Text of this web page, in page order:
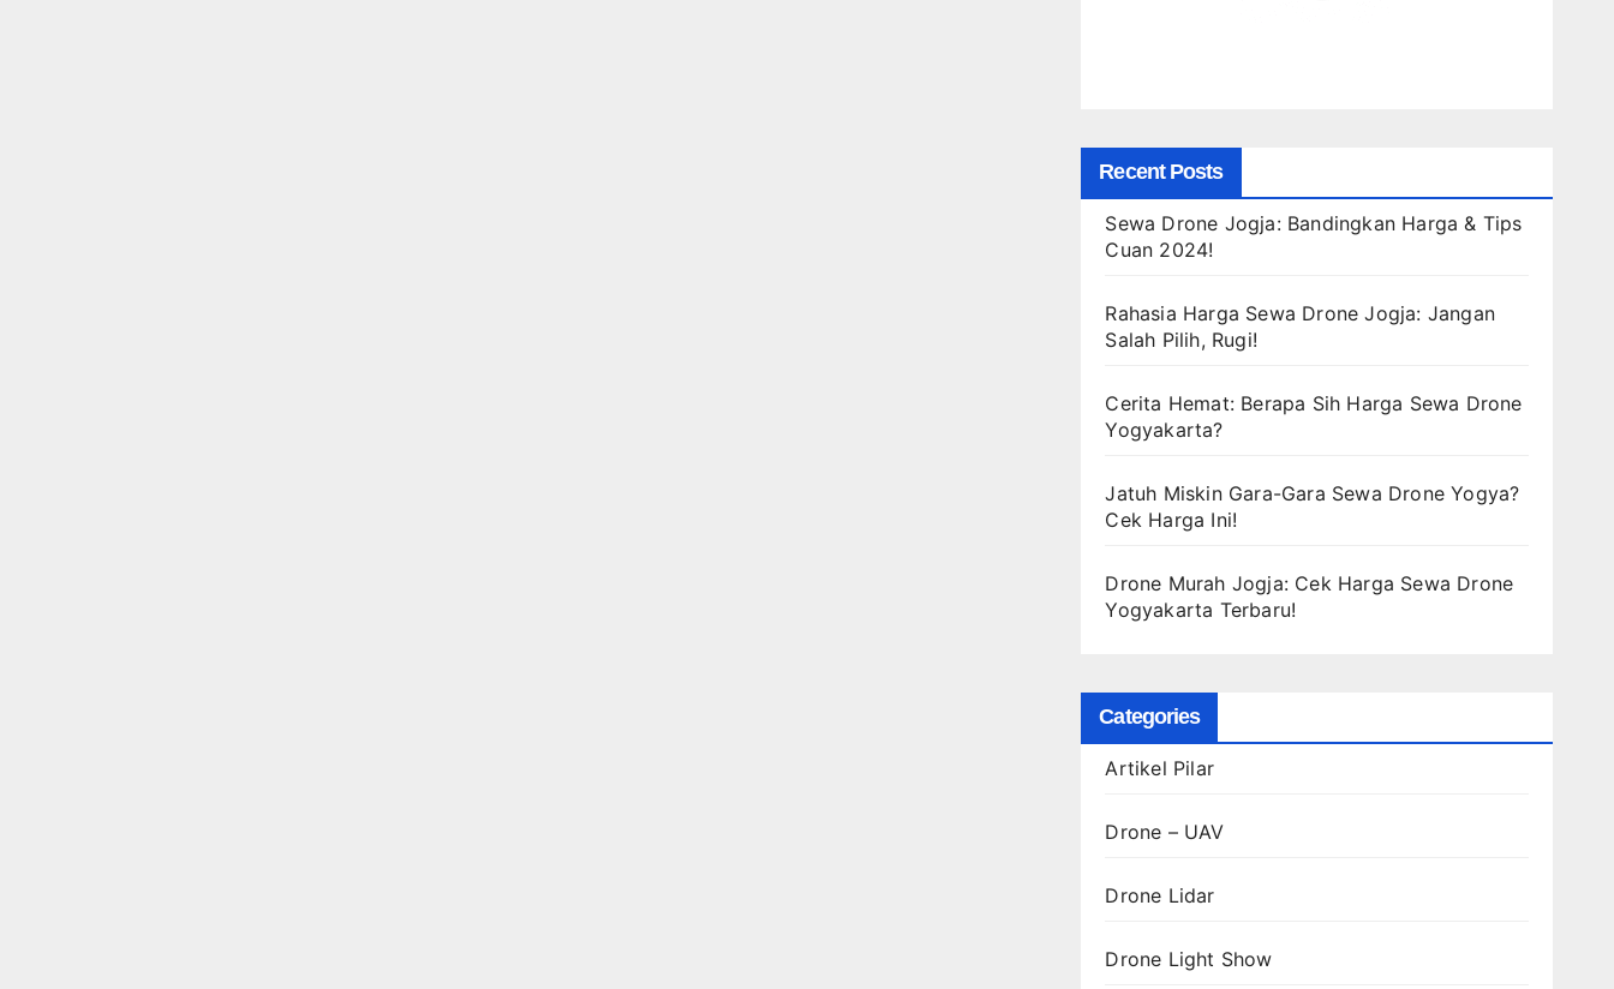
Recent Posts
Sewa Drone Jogja: Bandingkan Harga & Tips
Cuan 2024!
Rahasia Harga Sewa Drone Jogja: Jangan
Salah Pilih, Rugi!
Cerita Hemat: Berapa Sih Harga Sewa Drone
Yogyakarta?
Jatuh Miskin Gara-Gara Sewa Drone Yogya?
Cek Harga Ini!
Drone Murah Jogja: Cek Harga Sewa Drone
Yogyakarta Terbaru!
Categories
Artikel Pilar
Drone – UAV
Drone Lidar
Drone Light Show